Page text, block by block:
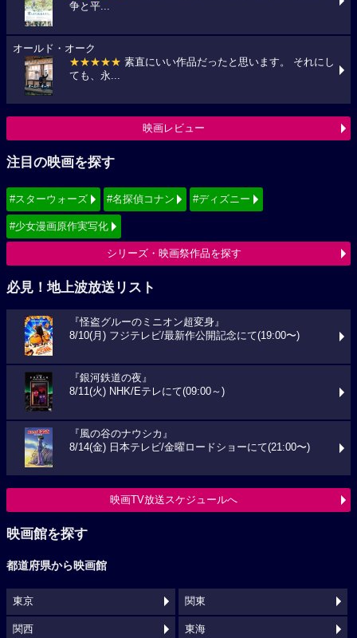
争と平...
オールド・オーク
★★★★★ 素直にいい作品だったと思います。 それにし
ても、永...
映画レビュー
注目の映画を探す
#スターウォーズ #名探偵コナン #ディズニー
#少女漫画原作実写化
シリーズ・映画祭作品を探す
必見！地上波放送リスト
『怪盗グルーのミニオン超変身』
8/10(月) フジテレビ/最新作公開記念にて(19:00〜)
『銀河鉄道の夜』
8/11(火) NHK/Eテレにて(09:00～)
『風の谷のナウシカ』
8/14(金) 日本テレビ/金曜ロードショーにて(21:00〜)
映画TV放送スケジュールへ
映画館を探す
都道府県から映画館
東京 関東
関西 東海